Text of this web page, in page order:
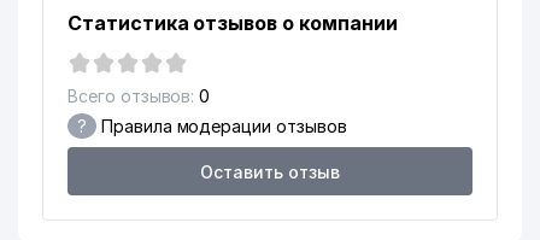
Статистика отзывов о компании
Всего отзывов: 0
? Правила модерации отзывов
Оставить отзыв